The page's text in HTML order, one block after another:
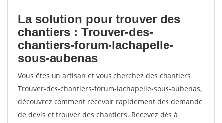
La solution pour trouver des
chantiers : Trouver-des-
chantiers-forum-lachapelle-
sous-aubenas
Vous êtes un artisan et vous cherchez des chantiers
Trouver-des-chantiers-forum-lachapelle-sous-aubenas,
découvrez comment recevoir rapidement des demande
de devis et trouver des chantiers. Recevez dès à